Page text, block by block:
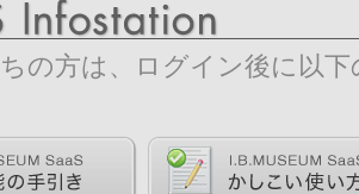
の方は、ログイン後に以